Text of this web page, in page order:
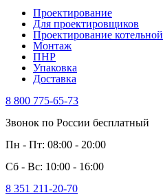
Проектирование
Для проектировщиков
Проектирование котельной
Монтаж
ПНР
Упаковка
Доставка
8 800 775-65-73
Звонок по России бесплатный
Пн - Пт: 08:00 - 20:00
Сб - Вс: 10:00 - 16:00
8 351 211-20-70